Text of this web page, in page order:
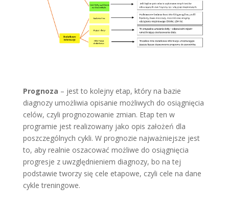
Prognoza – jest to kolejny etap, który na bazie
diagnozy umożliwia opisanie możliwych do osiągnięcia
celów, czyli prognozowanie zmian. Etap ten w
programie jest realizowany jako opis założeń dla
poszczególnych cykli. W prognozie najważniejsze jest
to, aby realnie oszacować możliwe do osiągnięcia
progresje z uwzględnieniem diagnozy, bo na tej
podstawie tworzy się cele etapowe, czyli cele na dane
cykle treningowe.